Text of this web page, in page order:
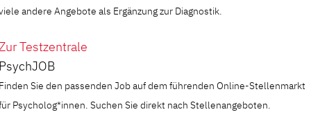
andere Angebote als Ergänzung zur Diagnostik.
Testzentrale
Sie den passenden Job auf dem führenden Online-Stellenmarkt
Psycholog*innen. Suchen Sie direkt nach Stellenangeboten.